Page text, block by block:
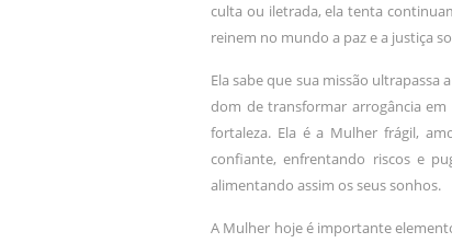
culta ou iletrada, ela tenta
reinem no mundo a paz e a justiça
Ela sabe que sua missão ultrapassa
dom de transformar arrogância
fortaleza. Ela é a Mulher frágil,
confiante, enfrentando riscos e
alimentando assim os seus sonhos.
A Mulher hoje é importante